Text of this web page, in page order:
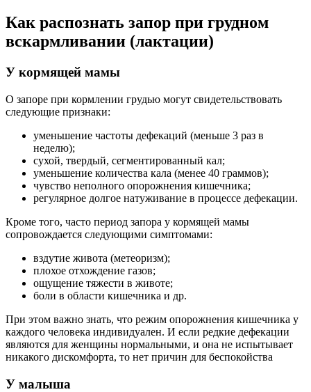
Как распознать запор при грудном
вскармливании (лактации)
У кормящей мамы
О запоре при кормлении грудью могут свидетельствовать
следующие признаки:
уменьшение частоты дефекаций (меньше 3 раз в
неделю);
сухой, твердый, сегментированный кал;
уменьшение количества кала (менее 40 граммов);
чувство неполного опорожнения кишечника;
регулярное долгое натуживание в процессе дефекации.
Кроме того, часто период запора у кормящей мамы
сопровождается следующими симптомами:
вздутие живота (метеоризм);
плохое отхождение газов;
ощущение тяжести в животе;
боли в области кишечника и др.
При этом важно знать, что режим опорожнения кишечника у
каждого человека индивидуален. И если редкие дефекации
являются для женщины нормальными, и она не испытывает
никакого дискомфорта, то нет причин для беспокойства
У малыша